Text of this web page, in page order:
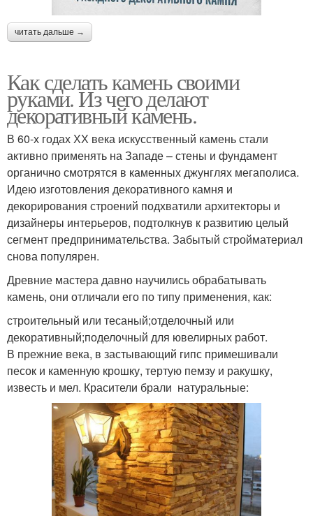
читать дальше →
Как сделать камень своими
руками. Из чего делают
декоративный камень.
В 60-х годах ХХ века искусственный камень стали
активно применять на Западе – стены и фундамент
органично смотрятся в каменных джунглях мегаполиса.
Идею изготовления декоративного камня и
декорирования строений подхватили архитекторы и
дизайнеры интерьеров, подтолкнув к развитию целый
сегмент предпринимательства. Забытый стройматериал
снова популярен.
Древние мастера давно научились обрабатывать
камень, они отличали его по типу применения, как:
строительный или тесаный;отделочный или
декоративный;поделочный для ювелирных работ.
В прежние века, в застывающий гипс примешивали
песок и каменную крошку, тертую пемзу и ракушку,
известь и мел. Красители брали натуральные: